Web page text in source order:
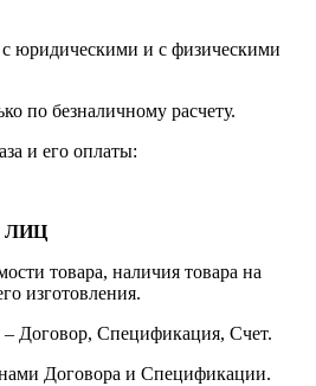
юридическими и с физическими
по безналичному расчету.
и его оплаты:
ЛИЦ
товара, наличия товара на
изготовления.
– Договор, Спецификация, Счет.
Договора и Спецификации.